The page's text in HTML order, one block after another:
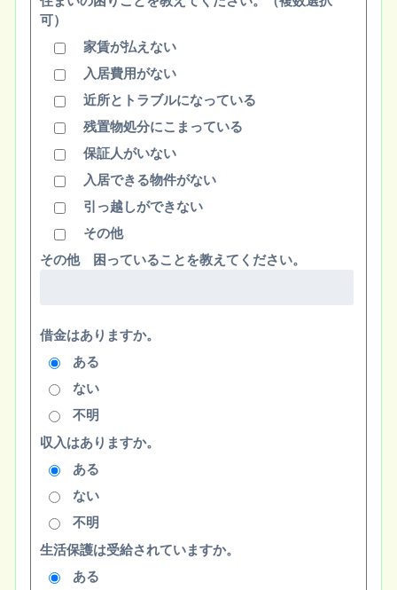
可）
家賃が払えない
入居費用がない
近所とトラブルになっている
残置物処分にこまっている
保証人がいない
入居できる物件がない
引っ越しができない
その他
その他 困っていることを教えてください。
借金はありますか。
ある
ない
不明
収入はありますか。
ある
ない
不明
生活保護は受給されていますか。
ある